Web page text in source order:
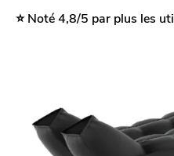
⭐️ Noté 4,8/5 par plus les